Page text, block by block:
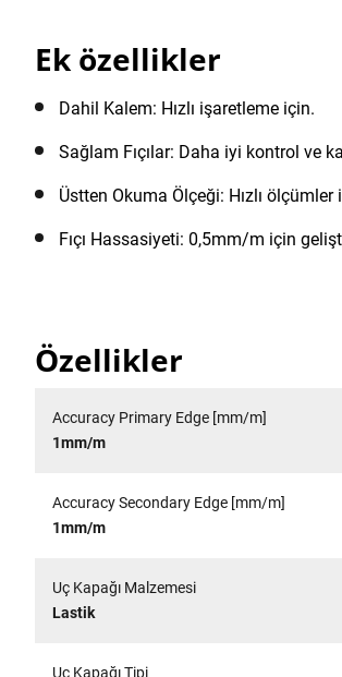
Ek özellikler
Dahil Kalem: Hızlı işaretleme için.
Sağlam Fıçılar: Daha iyi kontrol ve
Üstten Okuma Ölçeği: Hızlı
Fıçı Hassasiyeti: 0,5mm/m için
Özellikler
Accuracy Primary Edge [mm/m]
1mm/m
Accuracy Secondary Edge [mm/m]
1mm/m
Uç Kapağı Malzemesi
Lastik
Uç Kapağı Tipi